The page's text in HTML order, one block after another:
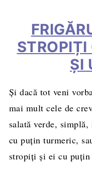
STROPIȚI
ȘI
Și dacă tot veni
mai mult cele de
salată verde, simplă,
cu puţin turmeric,
stropiţi şi ei cu puţin